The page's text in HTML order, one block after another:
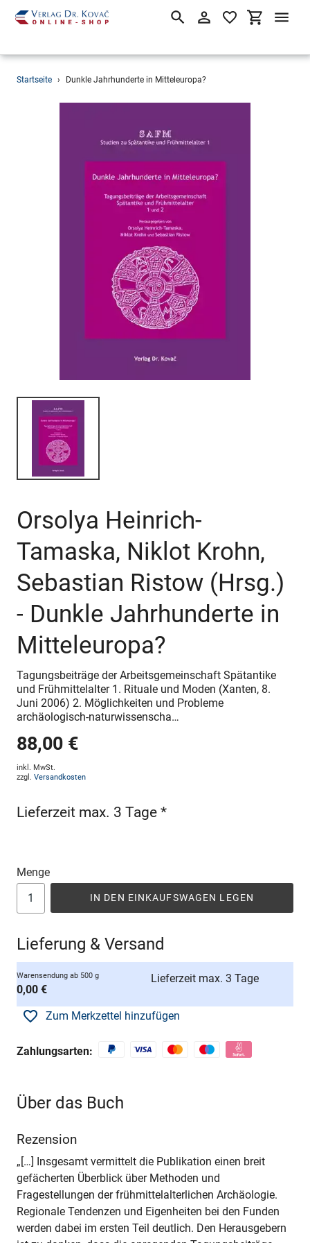
Direkt
SuchenEinloggen
Startseite › Dunkle Jahrhunderte in Mitteleuropa?
Orsolya Heinrich-
Tamaska, Niklot Krohn,
Sebastian Ristow (Hrsg.)
- Dunkle Jahrhunderte in
Mitteleuropa?
Tagungsbeiträge der Arbeitsgemeinschaft Spätantike
und Frühmittelalter 1. Rituale und Moden (Xanten, 8.
Juni 2006) 2. Möglichkeiten und Probleme
archäologisch-naturwissenscha…
88,00 €
inkl. MwSt.
zzgl. Versandkosten
Lieferzeit max. 3 Tage *
Menge
IN DEN EINKAUFSWAGEN LEGEN
Lieferung & Versand
Warensendung ab 500 g
0,00 €
Lieferzeit max. 3 Tage
Zum Merkzettel hinzufügen
Zahlungsarten:
Über das Buch
Rezension
„[…] Insgesamt vermittelt die Publikation einen breit
gefächerten Überblick über Methoden und
Fragestellungen der frühmittelalterlichen Archäologie.
Regionale Tendenzen und Eigenheiten bei den Funden
werden dabei im ersten Teil deutlich. Den Herausgebern